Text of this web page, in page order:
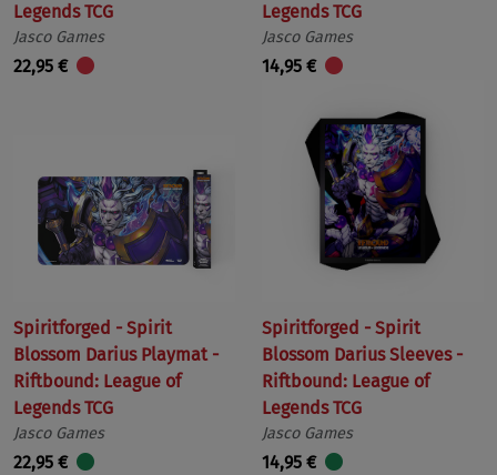
Legends TCG
Jasco Games
22,95 €
Legends TCG
Jasco Games
14,95 €
Spiritforged - Spirit
Blossom Darius Playmat -
Riftbound: League of
Legends TCG
Jasco Games
22,95 €
Spiritforged - Spirit
Blossom Darius Sleeves -
Riftbound: League of
Legends TCG
Jasco Games
14,95 €